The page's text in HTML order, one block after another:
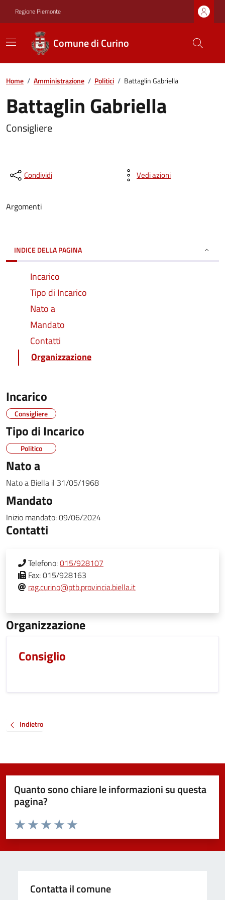
Regione Piemonte
Comune di Curino
Home / Amministrazione / Politici / Battaglin Gabriella
Battaglin Gabriella
Consigliere
Condividi Vedi azioni
Argomenti
INDICE DELLA PAGINA
Incarico
Tipo di Incarico
Nato a
Mandato
Contatti
Organizzazione
Incarico
Consigliere
Tipo di Incarico
Politico
Nato a
Nato a Biella il 31/05/1968
Mandato
Inizio mandato:09/06/2024
Contatti
Telefono:015/928107
Fax:015/928163
rag.curino@ptb.provincia.biella.it
Organizzazione
Consiglio
Indietro
Quanto sono chiare le informazioni su questa
pagina?
Valuta da 1 a 5 stelle la pagina
Valuta 5 stelle su 5
Valuta 4 stelle su 5
Valuta 3 stelle su 5
Valuta 2 stelle su 5
Valuta 1 stelle su 5
Contatta il comune